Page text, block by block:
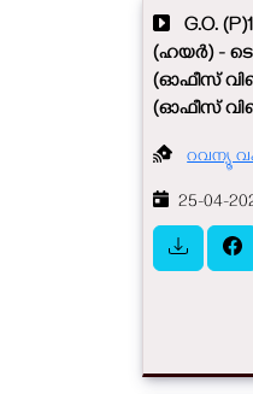
G.O.
(ഹയർ) -
(ഓഫീസ്
(ഓഫീസ്
റവന്യൂ
25-04-